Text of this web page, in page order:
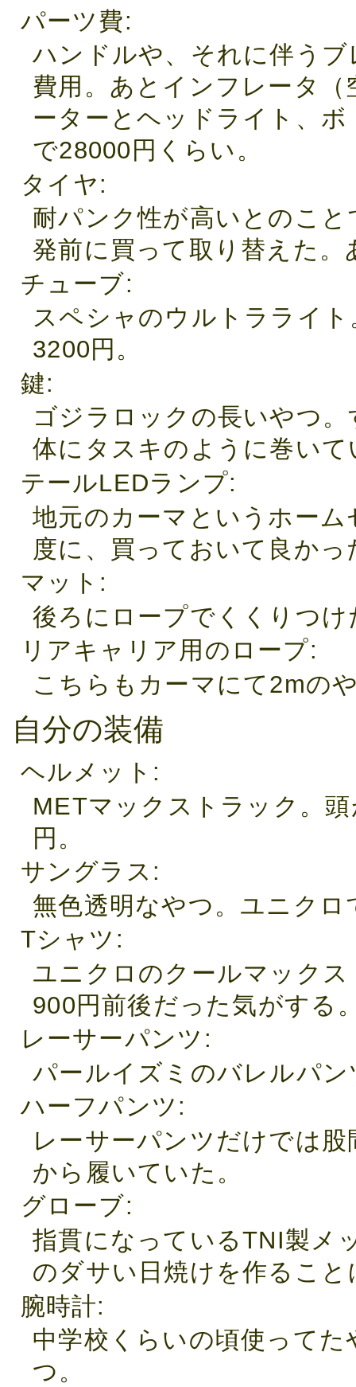
パーツ費
ハンドルや、それに伴う
費用。あとインフレータ
ーターとヘッドライト、
で28000円くらい。
タイヤ
耐パンク性が高いとのこ
発前に買って取り替えた
チューブ
スペシャのウルトラライ
3200円。
鍵
ゴジラロックの長いやつ
体にタスキのように巻い
テールLEDランプ
地元のカーマというホー
度に、買っておいて良か
マット
後ろにロープでくくりつ
リアキャリア用のロープ
こちらもカーマにて2mの
自分の装備
ヘルメット
METマックストラック。
円。
サングラス
無色透明なやつ。ユニクロ
Tシャツ
ユニクロのクールマック
900円前後だった気がする
レーサーパンツ
パールイズミのバレルパ
ハーフパンツ
レーサーパンツだけでは
から履いていた。
グローブ
指貫になっているTNI製メ
のダサい日焼けを作るこ
腕時計
中学校くらいの頃使って
つ。